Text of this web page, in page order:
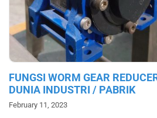
FUNGSI WORM GEAR
DUNIA INDUSTRI / PABRIK
February 11, 2023